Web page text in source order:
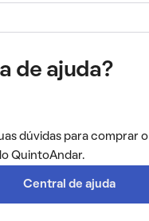
de ajuda?
dúvidas para comprar o
QuintoAndar.
Central de ajuda